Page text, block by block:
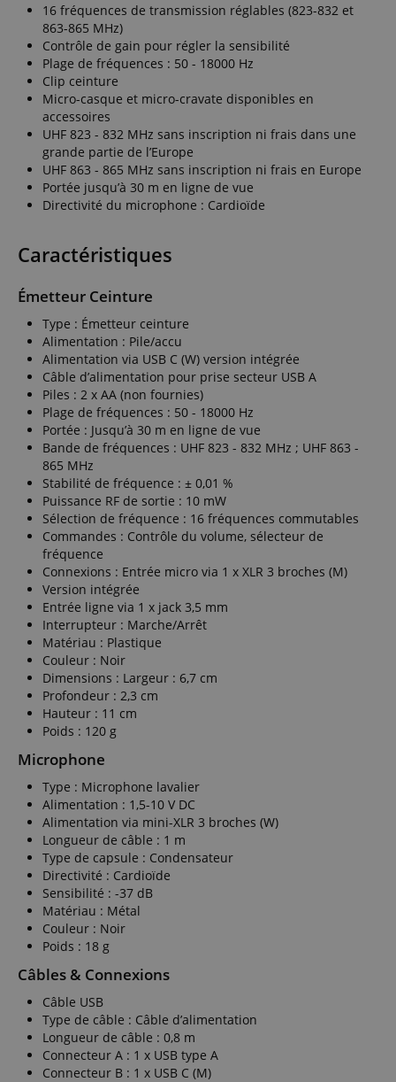
16 fréquences de transmission réglables (823-832 et
863-865 MHz)
Contrôle de gain pour régler la sensibilité
Plage de fréquences : 50 - 18000 Hz
Clip ceinture
Micro-casque et micro-cravate disponibles en
accessoires
UHF 823 - 832 MHz sans inscription ni frais dans une
grande partie de l’Europe
UHF 863 - 865 MHz sans inscription ni frais en Europe
Portée jusqu’à 30 m en ligne de vue
Directivité du microphone : Cardioïde
Caractéristiques
Émetteur Ceinture
Type : Émetteur ceinture
Alimentation : Pile/accu
Alimentation via USB C (W) version intégrée
Câble d’alimentation pour prise secteur USB A
Piles : 2 x AA (non fournies)
Plage de fréquences : 50 - 18000 Hz
Portée : Jusqu’à 30 m en ligne de vue
Bande de fréquences : UHF 823 - 832 MHz ; UHF 863 -
865 MHz
Stabilité de fréquence : ± 0,01 %
Puissance RF de sortie : 10 mW
Sélection de fréquence : 16 fréquences commutables
Commandes : Contrôle du volume, sélecteur de
fréquence
Connexions : Entrée micro via 1 x XLR 3 broches (M)
Version intégrée
Entrée ligne via 1 x jack 3,5 mm
Interrupteur : Marche/Arrêt
Matériau : Plastique
Couleur : Noir
Dimensions : Largeur : 6,7 cm
Profondeur : 2,3 cm
Hauteur : 11 cm
Poids : 120 g
Microphone
Type : Microphone lavalier
Alimentation : 1,5-10 V DC
Alimentation via mini-XLR 3 broches (W)
Longueur de câble : 1 m
Type de capsule : Condensateur
Directivité : Cardioïde
Sensibilité : -37 dB
Matériau : Métal
Couleur : Noir
Poids : 18 g
Câbles & Connexions
Câble USB
Type de câble : Câble d’alimentation
Longueur de câble : 0,8 m
Connecteur A : 1 x USB type A
Connecteur B : 1 x USB C (M)